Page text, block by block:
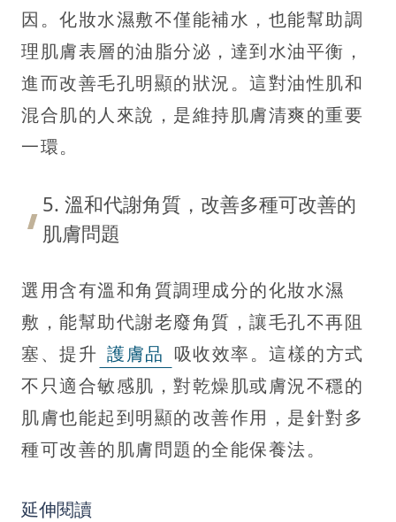
因。化妝水濕敷不僅能補水，也能幫助調
理肌膚表層的油脂分泌，達到水油平衡，
進而改善毛孔明顯的狀況。這對油性肌和
混合肌的人來說，是維持肌膚清爽的重要
一環。
5. 溫和代謝角質，改善多種可改善的
肌膚問題
選用含有溫和角質調理成分的化妝水濕
敷，能幫助代謝老廢角質，讓毛孔不再阻
塞、提升 護膚品 吸收效率。這樣的方式
不只適合敏感肌，對乾燥肌或膚況不穩的
肌膚也能起到明顯的改善作用，是針對多
種可改善的肌膚問題的全能保養法。
延伸閱讀